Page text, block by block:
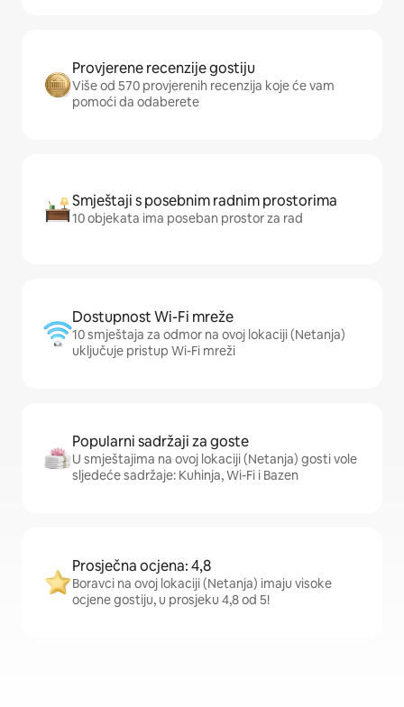
Provjerene recenzije gostiju
Više od 570 provjerenih recenzija koje će vam
pomoći da odaberete
Smještaji s posebnim radnim prostorima
10 objekata ima poseban prostor za rad
Dostupnost Wi-Fi mreže
10 smještaja za odmor na ovoj lokaciji (Netanja)
uključuje pristup Wi-Fi mreži
Popularni sadržaji za goste
U smještajima na ovoj lokaciji (Netanja) gosti vole
sljedeće sadržaje: Kuhinja, Wi-Fi i Bazen
Prosječna ocjena: 4,8
Boravci na ovoj lokaciji (Netanja) imaju visoke
ocjene gostiju, u prosjeku 4,8 od 5!